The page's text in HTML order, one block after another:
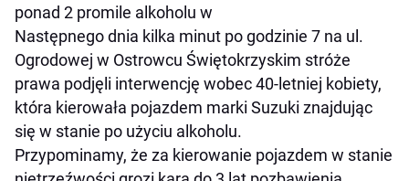
ponad 2 promile alkoholu w
Następnego dnia kilka minut po godzinie 7 na ul.
Ogrodowej w Ostrowcu Świętokrzyskim stróże
prawa podjęli interwencję wobec 40-letniej kobiety,
która kierowała pojazdem marki Suzuki znajdując
się w stanie po użyciu alkoholu.
Przypominamy, że za kierowanie pojazdem w stanie